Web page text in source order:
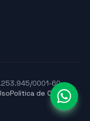
0001-60
Política de Cookies